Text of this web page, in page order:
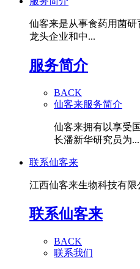
仙客来是从事食药用菌
龙头企业和中...
服务简介
BACK
仙客来服务简介
仙客来拥有以享受
长潘新华研究员为...
联系仙客来
江西仙客来生物科技有限
联系仙客来
BACK
联系我们